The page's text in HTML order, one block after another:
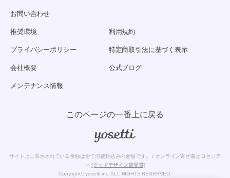
お問い合わせ
推奨環境 利用規約
プライバシーポリシー 特定商取引法に基づく表示
会社概要 公式ブログ
メンテナンス情報
このページの一番上に戻る
サイト上に表示されている金額は全て消費税込みの金額です。 / オンライン寄せ書きヨセッテ
ィ(グッドデザイン賞受賞)
Copyright© yosetti inc. ALL RIGHTS RESERVED.